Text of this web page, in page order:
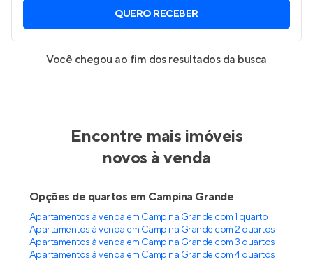
QUERO RECEBER
Você chegou ao fim dos resultados da busca
Encontre mais imóveis
novos à venda
Opções de quartos em Campina Grande
Apartamentos à venda em Campina Grande com 1 quarto
Apartamentos à venda em Campina Grande com 2 quartos
Apartamentos à venda em Campina Grande com 3 quartos
Apartamentos à venda em Campina Grande com 4 quartos